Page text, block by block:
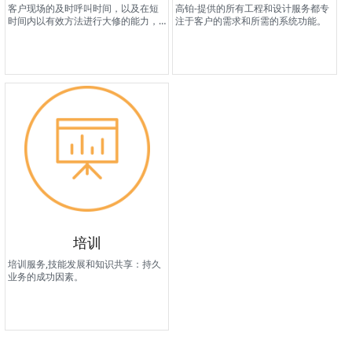
客户现场的及时呼叫时间，以及在短
时间内以有效方法进行大修的能力，
高铂-提供的所有工程和设计服务都专
注于客户的需求和所需的系统功能。
培训
培训服务,技能发展和知识共享：持久
业务的成功因素。